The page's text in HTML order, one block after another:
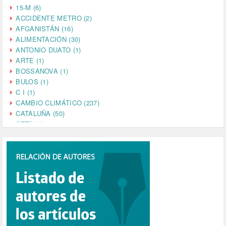
15-M (6)
ACCIDENTE METRO (2)
AFGANISTÁN (16)
ALIMENTACIÓN (30)
ANTONIO DUATO (1)
ARTE (1)
BOSSANOVA (1)
BULOS (1)
C I (1)
CAMBIO CLIMÁTICO (237)
CATALUÑA (50)
CETA (2)
CINE (35)
COMPROMISO (2)
CONFERENCIA (1)
CONSUMO (1)
CORONAVIRUS (155)
CORRUPCIÓN (215)